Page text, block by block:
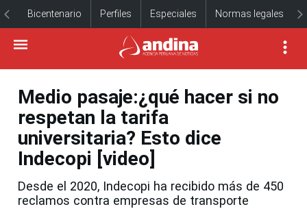
Bicentenario Perfiles Especiales Normas legales
Medio pasaje:¿qué hacer si no
respetan la tarifa
universitaria? Esto dice
Indecopi [video]
Desde el 2020, Indecopi ha recibido más de 450
reclamos contra empresas de transporte